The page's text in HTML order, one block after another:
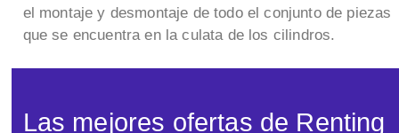
el montaje y desmontaje de todo el conjunto de piezas
que se encuentra en la culata de los cilindros.
Las mejores ofertas de Renting